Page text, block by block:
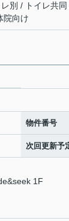
別 / トイレ共
院向け
物件番号
次回更新予
1F